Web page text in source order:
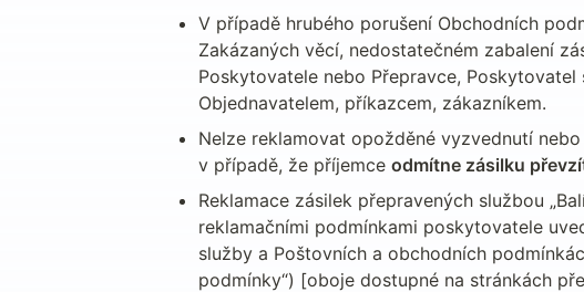
V případě hrubého porušení Obchodních
Zakázaných věcí, nedostatečném zabalení
Poskytovatele nebo Přepravce,
Objednavatelem, příkazcem, zákazníkem.
Nelze reklamovat opožděné vyzvednutí
v případě, že příjemce odmítne zásilku
Reklamace zásilek přepravených službou
reklamačními podmínkami poskytovatele
služby a Poštovních a obchodních
podmínky“) [oboje dostupné na stránkách